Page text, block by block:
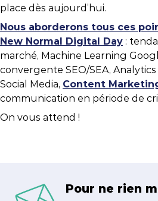
place dès aujourd’hui.
Nous aborderons tous ces
New Normal Digital Day :
marché, Machine Learning
convergente SEO/SEA,
Social Media, Content
communication en période de
On vous attend !
Pour ne rien